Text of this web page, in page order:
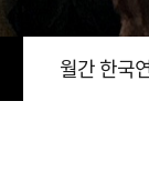
월간 한국